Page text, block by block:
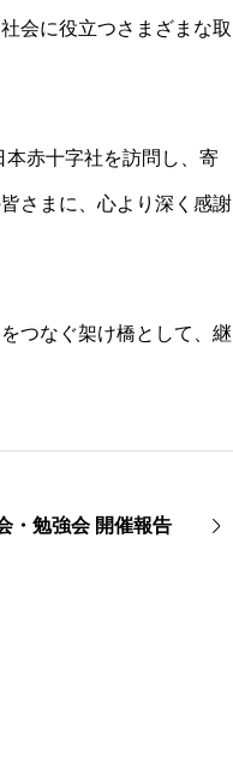
会に役立つさまざまな取
赤十字社を訪問し、寄
さまに、心より深く感謝
つなぐ架け橋として、継
・勉強会 開催報告